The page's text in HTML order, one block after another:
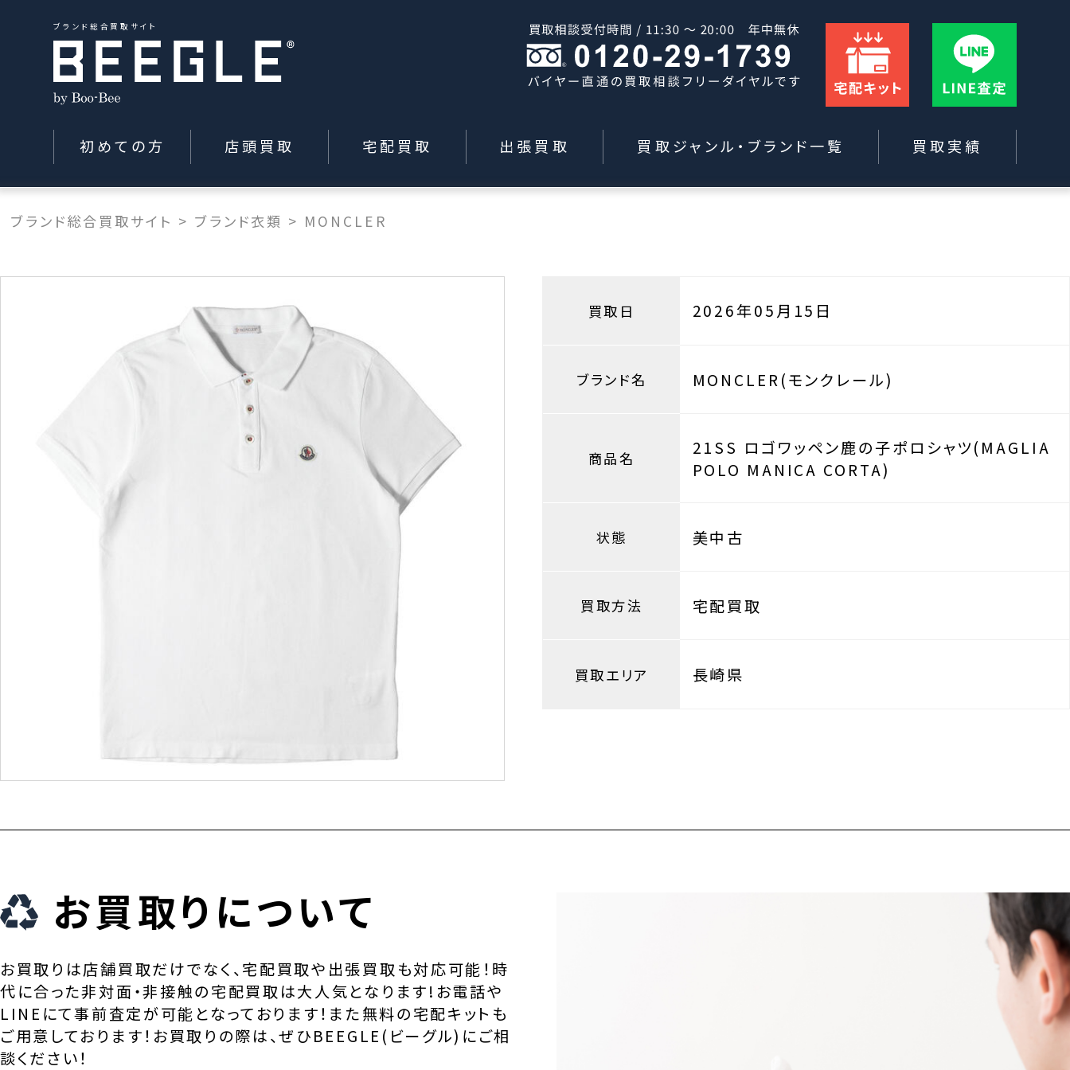
ブランド総合買取サイト
初めての方 店頭買取 宅配買取 出張買取 買取ジャンル・ブランド一覧 買取実績
ブランド総合買取サイト > ブランド衣類 > MONCLER
買取日 2026年05月15日
ブランド名 MONCLER(モンクレール)
商品名
21SS ロゴワッペン鹿の子ポロシャツ(MAGLIA
POLO MANICA CORTA)
状態 美中古
買取方法 宅配買取
買取エリア 長崎県
お買取りについて
お買取りは店舗買取だけでなく、宅配買取や出張買取も対応可能！時
代に合った非対面・非接触の宅配買取は大人気となります!お電話や
LINEにて事前査定が可能となっております！また無料の宅配キットも
ご用意しております！お買取りの際は、ぜひBEEGLE(ビーグル)にご相
談ください！